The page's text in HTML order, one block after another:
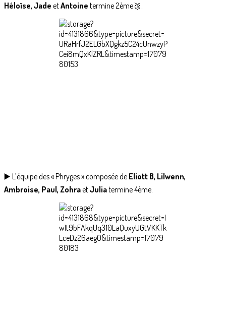
Héloïse, Jade etAntoine termine 2ème🥈.
▶️ L’équipe des « Phryges » composée de Eliott B, Lilwenn,
Ambroise, Paul, ZohraetJuliatermine 4ème.